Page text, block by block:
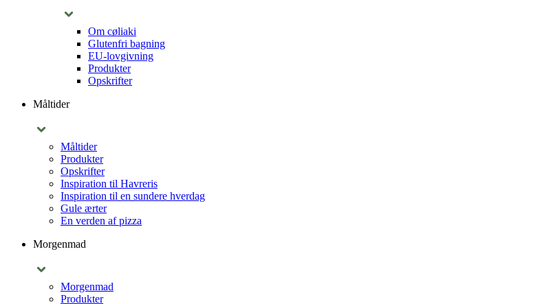
Om cøliaki
Glutenfri bagning
EU-lovgivning
Produkter
Opskrifter
Måltider
Måltider
Produkter
Opskrifter
Inspiration til Havreris
Inspiration til en sundere hverdag
Gule ærter
En verden af pizza
Morgenmad
Morgenmad
Produkter